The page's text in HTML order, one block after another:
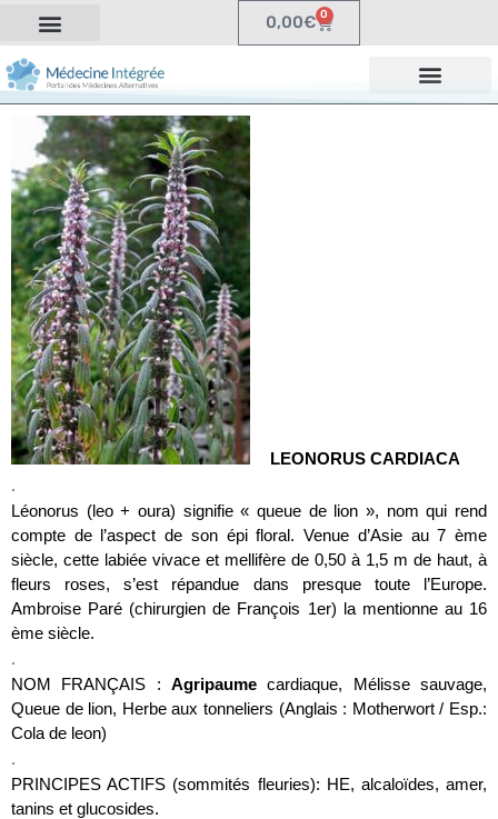
0,00€ 0
LEONORUS CARDIACA
.
Léonorus (leo + oura) signifie « queue de lion », nom qui rend
compte de l’aspect de son épi floral. Venue d’Asie au 7 ème
siècle, cette labiée vivace et mellifère de 0,50 à 1,5 m de haut, à
fleurs roses, s’est répandue dans presque toute l’Europe.
Ambroise Paré (chirurgien de François 1er) la mentionne au 16
ème siècle.
.
NOM FRANÇAIS : Agripaume cardiaque, Mélisse sauvage,
Queue de lion, Herbe aux tonneliers (Anglais : Motherwort / Esp.:
Cola de leon)
.
PRINCIPES ACTIFS (sommités fleuries): HE, alcaloïdes, amer,
tanins et glucosides.